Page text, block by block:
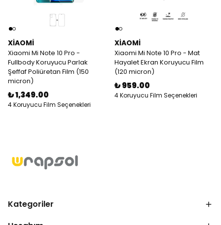
XIAOMI
Xiaomi Mi Note 10 Pro -
Fullbody Koruyucu Parlak
Şeffaf Poliüretan Film (150
micron)
₺ 1,349.00
4 Koruyucu Film Seçenekleri
XIAOMI
Xiaomi Mi Note 10 Pro - Mat
Hayalet Ekran Koruyucu Film
(120 micron)
₺ 959.00
4 Koruyucu Film Seçenekleri
Kategoriler